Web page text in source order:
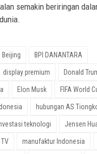
semakin beriringan
Beijing BPI DANANTARA
display premium Donald
Elon Musk FIFA World
hubungan AS
teknologi Jensen
manufaktur Indonesia